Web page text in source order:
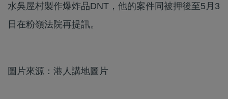
水吳屋村製作爆炸品DNT，他的案件同被押後至5月3
日在粉嶺法院再提訊。
圖片來源：港人講地圖片